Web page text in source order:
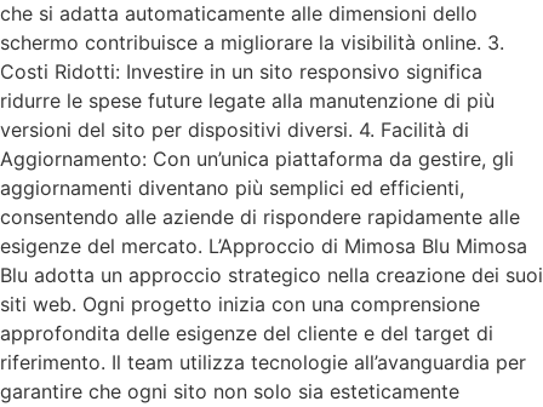
che si adatta automaticamente alle dimensioni dello
schermo contribuisce a migliorare la visibilità online. 3.
Costi Ridotti: Investire in un sito responsivo significa
ridurre le spese future legate alla manutenzione di più
versioni del sito per dispositivi diversi. 4. Facilità di
Aggiornamento: Con un’unica piattaforma da gestire, gli
aggiornamenti diventano più semplici ed efficienti,
consentendo alle aziende di rispondere rapidamente alle
esigenze del mercato. L’Approccio di Mimosa Blu Mimosa
Blu adotta un approccio strategico nella creazione dei suoi
siti web. Ogni progetto inizia con una comprensione
approfondita delle esigenze del cliente e del target di
riferimento. Il team utilizza tecnologie all’avanguardia per
garantire che ogni sito non solo sia esteticamente